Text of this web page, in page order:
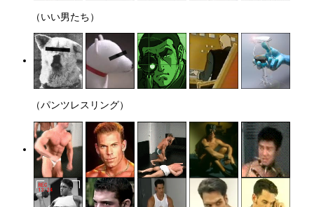
（いい男たち）
（パンツレスリング）